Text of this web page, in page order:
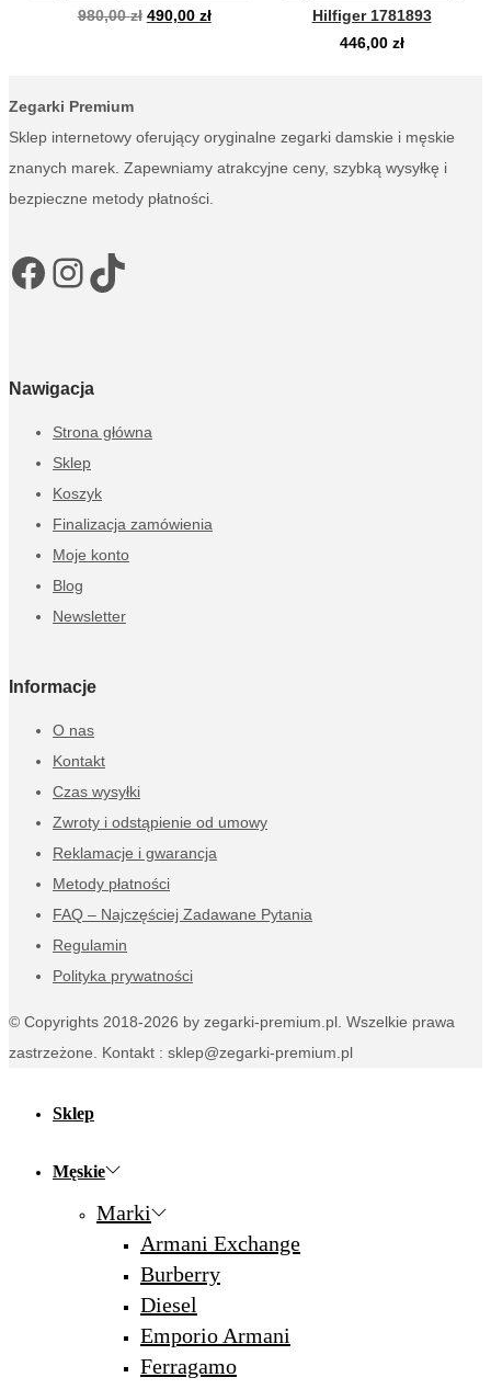
980,00zł Pierwotna
490,00 złAktualna
Hilfiger 1781893
446,00 zł
Zegarki Premium
Sklep internetowy oferujący oryginalne zegarki damskie i męskie
znanych marek. Zapewniamy atrakcyjne ceny, szybką wysyłkę i
bezpieczne metody płatności.
Facebook Instagram TikTok
Nawigacja
Strona główna
Sklep
Koszyk
Finalizacja zamówienia
Moje konto
Blog
Newsletter
Informacje
O nas
Kontakt
Czas wysyłki
Zwroty i odstąpienie od umowy
Reklamacje i gwarancja
Metody płatności
FAQ – Najczęściej Zadawane Pytania
Regulamin
Polityka prywatności
© Copyrights 2018-2026 by zegarki-premium.pl. Wszelkie prawa
zastrzeżone. Kontakt : sklep@zegarki-premium.pl
Sklep
Męskie
Marki
Armani Exchange
Burberry
Diesel
Emporio Armani
Ferragamo